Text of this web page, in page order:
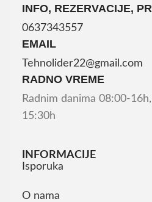
INFO, REZERVACIJE,
0637343557
EMAIL
Tehnolider22@gmail.com
RADNO VREME
Radnim danima 08:00-
15:30h
INFORMACIJE
Isporuka
O nama